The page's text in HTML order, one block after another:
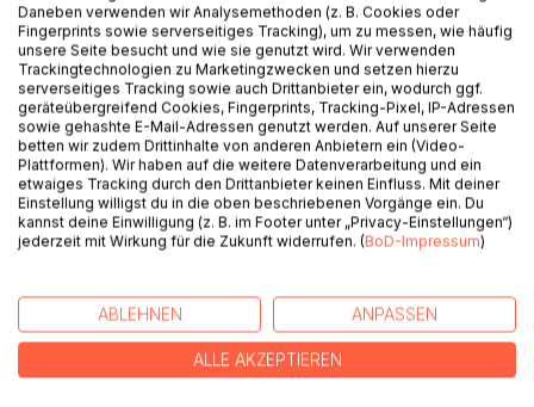
BESCHREIBUNG
"Es ist Zeit, zu gehen!"
Immer wieder hört Katja diesen Satz, wenn sie auf den
Schatten trifft. Aufgewachsen im Kinderheim, ist ein altes,
handgeschriebenes Buch ihr größter Schatz und die
Geburtstag näher rückt beginnt es:
Katja wird verfolgt, von einem Schatten. Menschen in ihrer
Umgebung verunglücken, verschwinden, sterben. Auch
diejenigen, die das Mädchen zu kennen glaubt, führen
Daneben verwenden wir Analysemethoden (z. B. Cookies oder
Fingerprints sowie serverseitiges Tracking), um zu messen, wie häufig
unsere Seite besucht und wie sie genutzt wird. Wir verwenden
Trackingtechnologien zu Marketingzwecken und setzen hierzu
serverseitiges Tracking sowie auch Drittanbieter ein, wodurch ggf.
geräteübergreifend Cookies, Fingerprints, Tracking-Pixel, IP-Adressen
sowie gehashte E-Mail-Adressen genutzt werden. Auf unserer Seite
betten wir zudem Drittinhalte von anderen Anbietern ein (Video-
Plattformen). Wir haben auf die weitere Datenverarbeitung und ein
etwaiges Tracking durch den Drittanbieter keinen Einfluss. Mit deiner
Einstellung willigst du in die oben beschriebenen Vorgänge ein. Du
kannst deine Einwilligung (z. B. im Footer unter „Privacy-Einstellungen“)
jederzeit mit Wirkung für die Zukunft widerrufen. (BoD-Impressum)
ABLEHNEN ANPASSEN
ALLE AKZEPTIEREN